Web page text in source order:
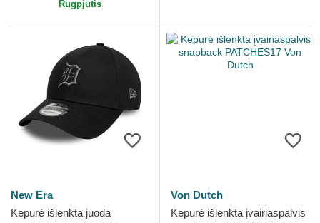
Rugpjūtis
New Era
Kepurė išlenkta juoda
Von Dutch
Kepurė išlenkta įvairiaspalvis